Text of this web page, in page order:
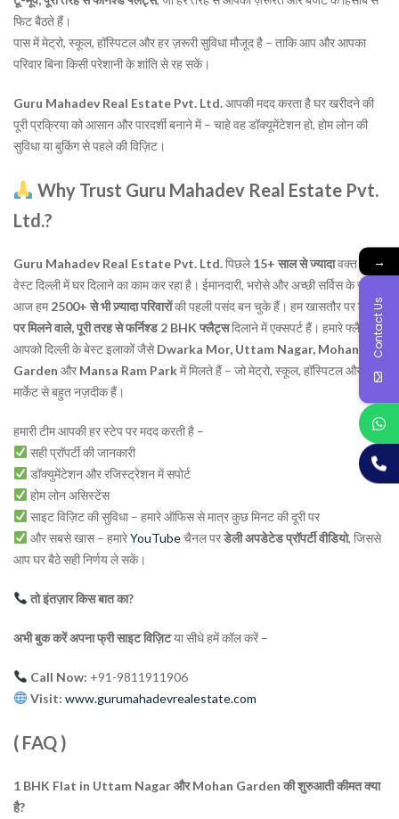
फिट बैठते हैं।
पास में मेट्रो, स्कूल, हॉस्पिटल और हर ज़रूरी सुविधा मौजूद है – ताकि आप और आपका
परिवार बिना किसी परेशानी के शांति से रह सकें।
Guru Mahadev Real Estate Pvt. Ltd.आपकी मदद करता है घर खरीदने की
पूरी प्रक्रिया को आसान और पारदर्शी बनाने में – चाहे वह डॉक्यूमेंटेशन हो, होम लोन की
सुविधा या बुकिंग से पहले की विज़िट।
Why Trust Guru Mahadev Real Estate Pvt.
Ltd.?
Guru Mahadev Real Estate Pvt. Ltd.पिछले15+ साल से ज्यादावक्त से
वेस्ट दिल्ली में घर दिलाने का काम कर रहा है। ईमानदारी, भरोसे और अच्छी सर्विस के साथ,
आज हम2500+ से भी ज़्यादा परिवारोंकी पहली पसंद बन चुके हैं। हम खासतौर परलोन
पर मिलने वाले, पूरी तरह से फर्निश्ड 2 BHK फ्लैट्सदिलाने में एक्सपर्ट हैं। हमारे फ्लैट्स
आपको दिल्ली के बेस्ट इलाकों जैसेDwarka Mor, Uttam Nagar, Mohan
Garden और Mansa Ram Parkमें मिलते हैं – जो मेट्रो, स्कूल, हॉस्पिटल और
मार्केट से बहुत नज़दीक हैं।
हमारी टीम आपकी हर स्टेप पर मदद करती है –
सही प्रॉपर्टी की जानकारी
डॉक्युमेंटेशन और रजिस्ट्रेशन में सपोर्ट
होम लोन असिस्टेंस
साइट विज़िट की सुविधा – हमारे ऑफिस से मात्र कुछ मिनट की दूरी पर
और सबसे खास – हमारेYouTubeचैनल परडेली अपडेटेड प्रॉपर्टी वीडियो, जिससे
आप घर बैठे सही निर्णय ले सकें।
तो इंतज़ार किस बात का?
अभी बुक करें अपना फ्री साइट विज़िटया सीधे हमें कॉल करें –
Call Now: +91-9811911906
Visit: www.gurumahadevrealestate.com
( FAQ )
1 BHK Flat in Uttam Nagar और Mohan Garden की शुरुआती कीमत क्या
है?
→
Contact Us